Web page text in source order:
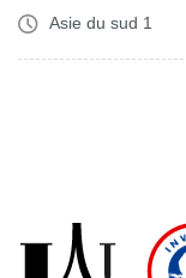
Asie du sud 1